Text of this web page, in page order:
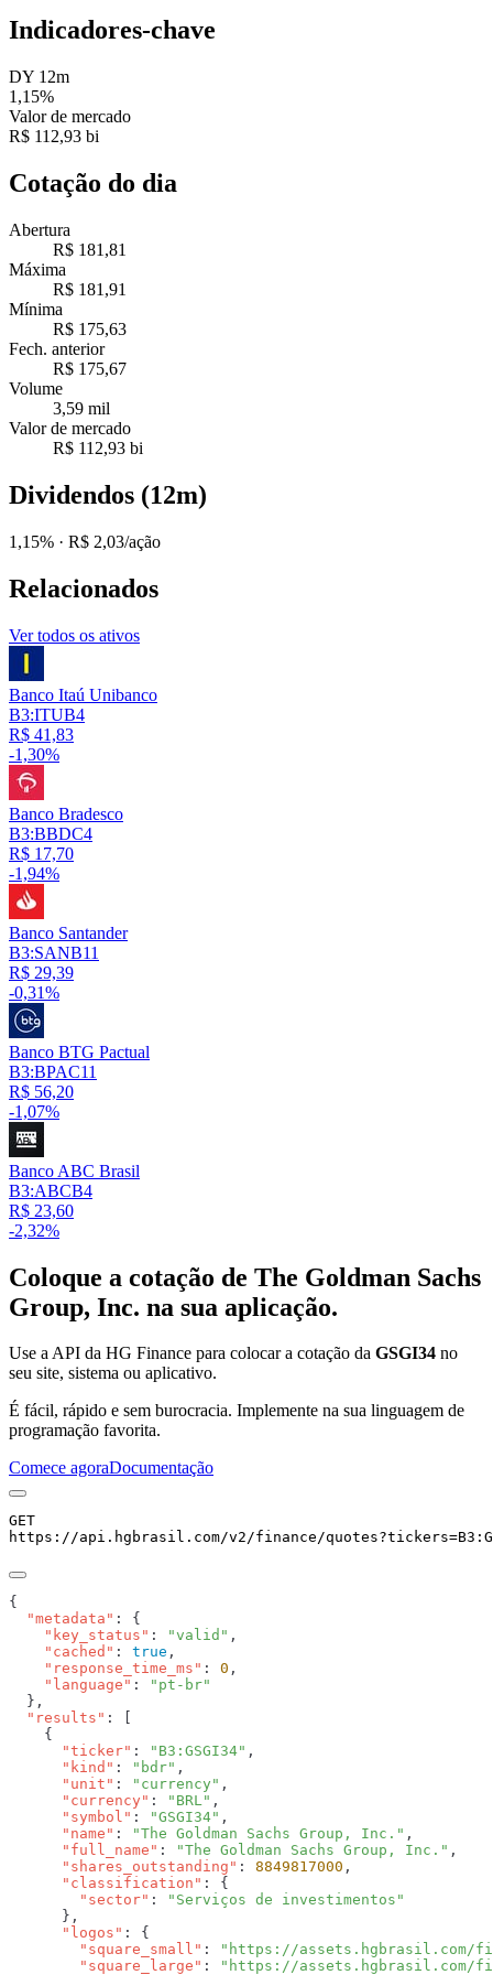
Indicadores-chave
DY 12m
1,15%
Valor de mercado
R$ 112,93 bi
Cotação do dia
Abertura
R$ 181,81
Máxima
R$ 181,91
Mínima
R$ 175,63
Fech. anterior
R$ 175,67
Volume
3,59 mil
Valor de mercado
R$ 112,93 bi
Dividendos (12m)
1,15% · R$ 2,03/ação
Relacionados
Ver todos os ativos
Banco Itaú Unibanco
B3:ITUB4
R$ 41,83
-1,30%
Banco Bradesco
B3:BBDC4
R$ 17,70
-1,94%
Banco Santander
B3:SANB11
R$ 29,39
-0,31%
Banco BTG Pactual
B3:BPAC11
R$ 56,20
-1,07%
Banco ABC Brasil
B3:ABCB4
R$ 23,60
-2,32%
Coloque a cotação de The Goldman Sachs
Group, Inc. na sua aplicação.
Use a API da HG Finance para colocar a cotação da GSGI34 no
seu site, sistema ou aplicativo.
É fácil, rápido e sem burocracia. Implemente na sua linguagem de
programação favorita.
Comece agoraDocumentação
GET
https://api.hgbrasil.com/v2/finance/quotes?tickers=
  "metadata"
    "key_status"
: "valid"
    "cached"
: true
    "response_time_ms"
: 0
    "language"
:
  "results"
      "ticker"
: "B3:GSGI34"
      "kind"
: "bdr"
      "unit"
: "currency"
      "currency"
: "BRL"
      "symbol"
: "GSGI34"
      "name"
: "The Goldman Sachs Group, Inc."
      "full_name"
: "The Goldman Sachs Group, Inc."
      "shares_outstanding"
: 8849817000
      "classification"
        "sector"
:
      "logos"
        "square_small"
:
"https://assets.hgbrasil.com/
        "square_large"
: